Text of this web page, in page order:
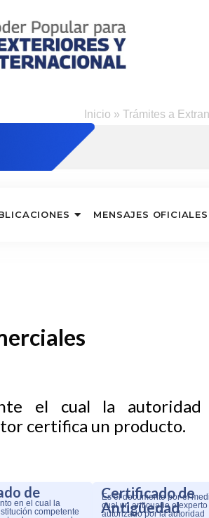
Inicio » Trámites a
MENSAJES OFICIALES
el cual la autoridad
certifica un producto.
de
en el cual la
competente
Certificado de
Antigüedad
Es el documento por el
cual un anticuario o experto
autorizado por la autoridad